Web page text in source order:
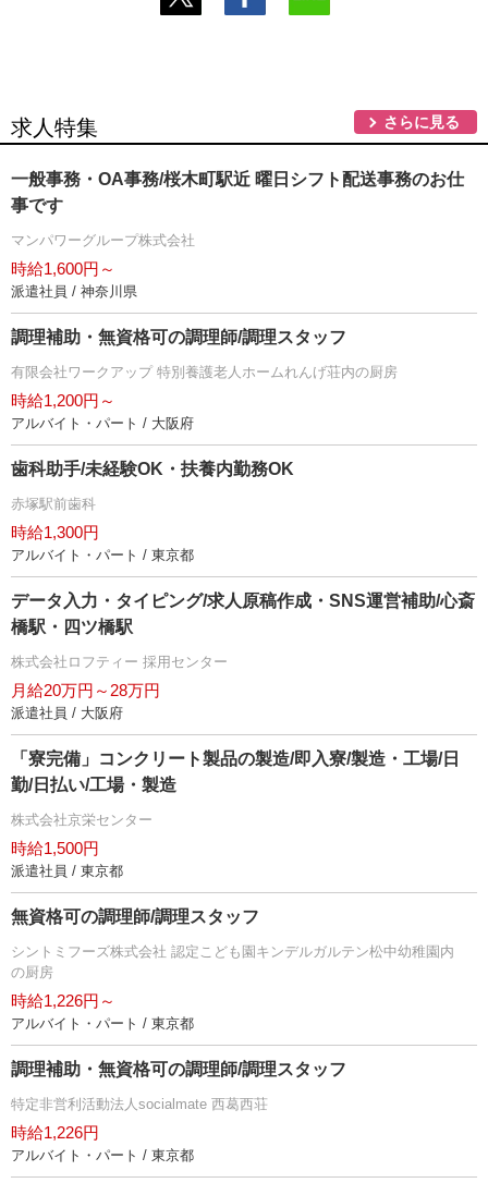
求人特集 さらに見る
一般事務・OA事務/桜木町駅近 曜日シフト配送事務のお仕
事です
マンパワーグループ株式会社
時給1,600円～
派遣社員 / 神奈川県
調理補助・無資格可の調理師/調理スタッフ
有限会社ワークアップ 特別養護老人ホームれんげ荘内の厨房
時給1,200円～
アルバイト・パート / 大阪府
歯科助手/未経験OK・扶養内勤務OK
赤塚駅前歯科
時給1,300円
アルバイト・パート / 東京都
データ入力・タイピング/求人原稿作成・SNS運営補助/心斎
橋駅・四ツ橋駅
株式会社ロフティー 採用センター
月給20万円～28万円
派遣社員 / 大阪府
「寮完備」コンクリート製品の製造/即入寮/製造・工場/日
勤/日払い/工場・製造
株式会社京栄センター
時給1,500円
派遣社員 / 東京都
無資格可の調理師/調理スタッフ
シントミフーズ株式会社 認定こども園キンデルガルテン松中幼稚園内
の厨房
時給1,226円～
アルバイト・パート / 東京都
調理補助・無資格可の調理師/調理スタッフ
特定非営利活動法人socialmate 西葛西荘
時給1,226円
アルバイト・パート / 東京都